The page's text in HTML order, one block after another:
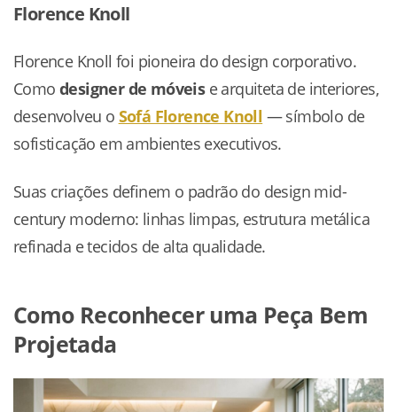
Florence Knoll
Florence Knoll foi pioneira do design corporativo.
Como designer de móveise arquiteta de interiores,
desenvolveu o Sofá Florence Knoll — símbolo de
sofisticação em ambientes executivos.
Suas criações definem o padrão do design mid-
century moderno: linhas limpas, estrutura metálica
refinada e tecidos de alta qualidade.
Como Reconhecer uma Peça Bem
Projetada